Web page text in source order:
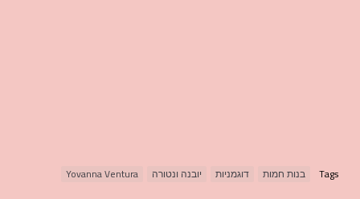
Tags בנות חמות דוגמניות יובנה ונטורה Yovanna Ventura